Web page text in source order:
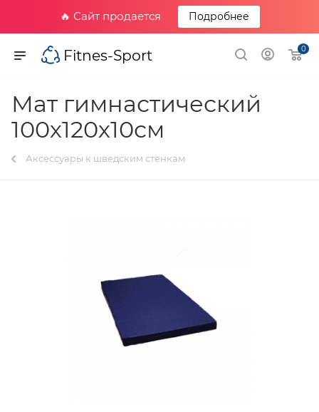
🔥 Сайт продается Подробнее
Fitnes-Sport 0
Мат гимнастический
100х120х10см
Аксессуары к шведским стенкам